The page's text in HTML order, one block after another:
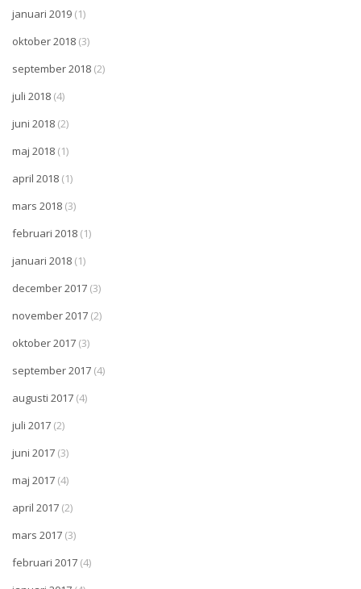
januari 2019 (1)
oktober 2018 (3)
september 2018 (2)
juli 2018 (4)
juni 2018 (2)
maj 2018 (1)
april 2018 (1)
mars 2018 (3)
februari 2018 (1)
januari 2018 (1)
december 2017 (3)
november 2017 (2)
oktober 2017 (3)
september 2017 (4)
augusti 2017 (4)
juli 2017 (2)
juni 2017 (3)
maj 2017 (4)
april 2017 (2)
mars 2017 (3)
februari 2017 (4)